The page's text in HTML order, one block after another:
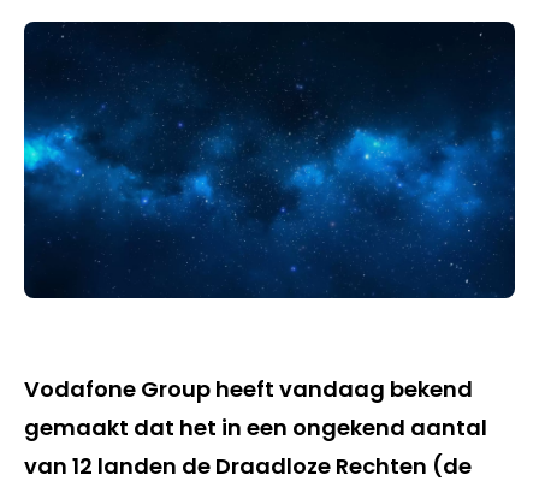
Vodafone Group heeft vandaag bekend
gemaakt dat het in een ongekend aantal
van 12 landen de Draadloze Rechten (de